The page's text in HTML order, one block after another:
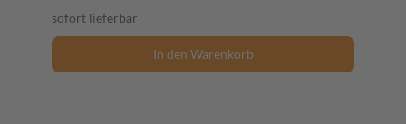
sofort lieferbar
In den Warenkorb